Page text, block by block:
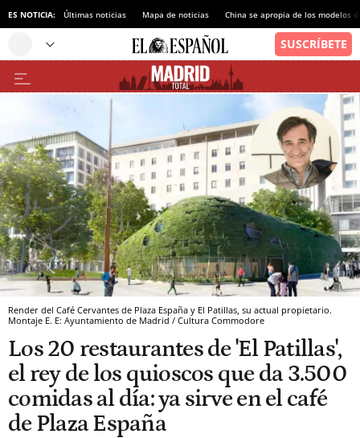
ES NOTICIA: Últimas noticias Mapa de noticias China se apropia de los modelos
Render del Café Cervantes de Plaza España y El Patillas, su actual propietario.
Montaje E. E: Ayuntamiento de Madrid / Cultura Commodore
Los 20 restaurantes de 'El Patillas',
el rey de los quioscos que da 3.500
comidas al día: ya sirve en el café
de Plaza España